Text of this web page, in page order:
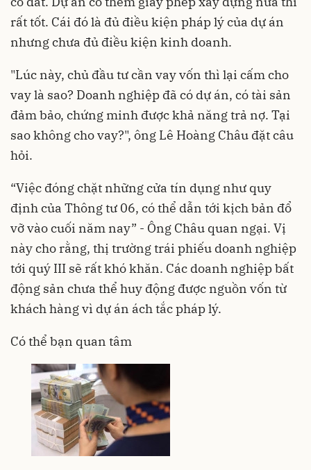
rất tốt. Cái đó là đủ điều kiện pháp lý của dự án
nhưng chưa đủ điều kiện kinh doanh.
"Lúc này, chủ đầu tư cần vay vốn thì lại cấm cho
vay là sao? Doanh nghiệp đã có dự án, có tài sản
đảm bảo, chứng minh được khả năng trả nợ. Tại
sao không cho vay?", ông Lê Hoàng Châu đặt câu
hỏi.
“Việc đóng chặt những cửa tín dụng như quy
định của Thông tư 06, có thể dẫn tới kịch bản đổ
vỡ vào cuối năm nay” - Ông Châu quan ngại. Vị
này cho rằng, thị trường trái phiếu doanh nghiệp
tới quý III sẽ rất khó khăn. Các doanh nghiệp bất
động sản chưa thể huy động được nguồn vốn từ
khách hàng vì dự án ách tắc pháp lý.
Có thể bạn quan tâm